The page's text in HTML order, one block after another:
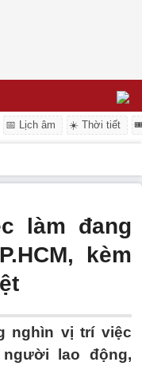
📅 Lịch âm ☀️ Thời tiết
làm đang
kèm
nghìn vị trí việc
người lao động,